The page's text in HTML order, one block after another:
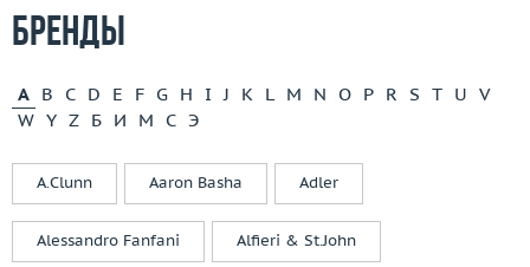
Бренды
A B C D E F G H I J K L M N O P R S T U V
W Y Z Б И М С Э
A.Clunn Aaron Basha Adler
Alessandro Fanfani Alfieri & St.John